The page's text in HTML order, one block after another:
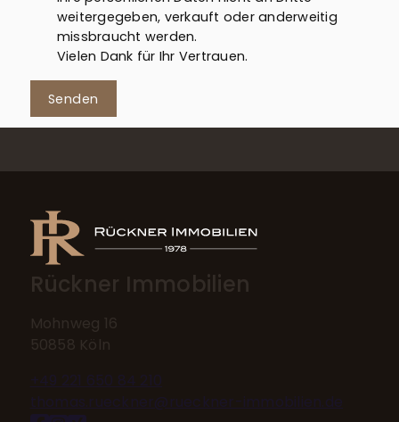
weitergegeben, verkauft oder anderweitig
missbraucht werden.
Vielen Dank für Ihr Vertrauen.
Senden
Rückner Immobilien
Mohnweg 16
50858 Köln
+49 221 650 84 210
thomas.rueckner@rueckner-immobilien.de